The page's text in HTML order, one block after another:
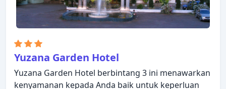
Yuzana Garden Hotel
Yuzana Garden Hotel berbintang 3 ini menawarkan
kenyamanan kepada Anda baik untuk keperluan